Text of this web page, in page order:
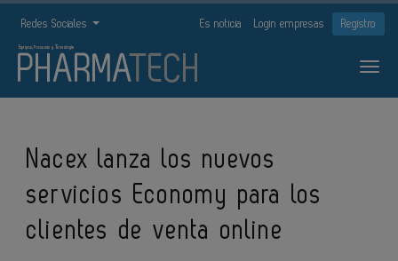
Redes Sociales Es noticia Login empresas Registro
Nacex lanza los nuevos
servicios Economy para los
clientes de venta online